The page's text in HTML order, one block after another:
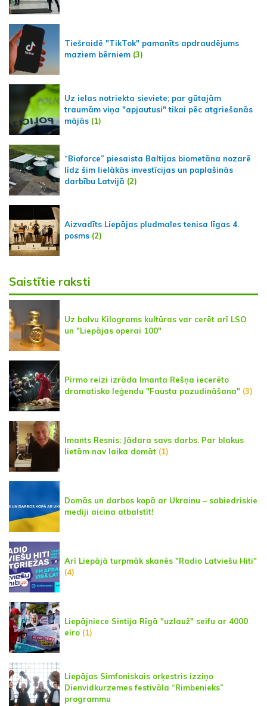
Tiešraidē "TikTok" pamanīts apdraudējums
maziem bērniem (3)
Uz ielas notriekta sieviete; par gūtajām
traumām viņa "apjautusi" tikai pēc atgriešanās
mājās (1)
“Bioforce” piesaista Baltijas biometāna nozarē
līdz šim lielākās investīcijas un paplašinās
darbību Latvijā (2)
Aizvadīts Liepājas pludmales tenisa līgas 4.
posms (2)
Saistītie raksti
Uz balvu Kilograms kultūras var cerēt arī LSO
un "Liepājas operai 100"
Pirmo reizi izrāda Imanta Rešņa iecerēto
dramatisko leģendu "Fausta pazudināšana" (3)
Imants Resnis: Jādara savs darbs. Par blakus
lietām nav laika domāt (1)
Domās un darbos kopā ar Ukrainu – sabiedriskie
mediji aicina atbalstīt!
Arī Liepājā turpmāk skanēs "Radio Latviešu Hiti"
(4)
Liepājniece Sintija Rīgā "uzlauž" seifu ar 4000
eiro (1)
Liepājas Simfoniskais orķestris izziņo
Dienvidkurzemes festivāla “Rimbenieks”
programmu